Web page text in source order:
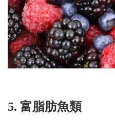
5. 富脂肪魚類